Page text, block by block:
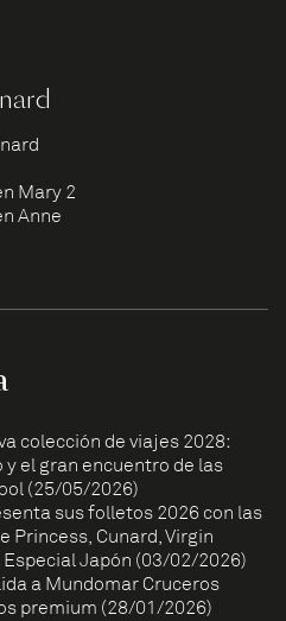
Mary 2
Anne
colección de viajes 2028:
el gran encuentro de las
(25/05/2026)
sus folletos 2026 con las
Princess, Cunard, Virgin
Japón (03/02/2026)
a Mundomar Cruceros
premium (28/01/2026)